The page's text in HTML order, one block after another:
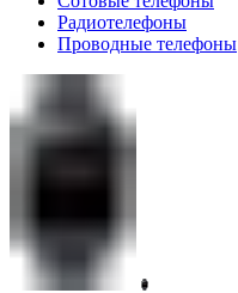
Радиотелефоны
Проводные телефоны